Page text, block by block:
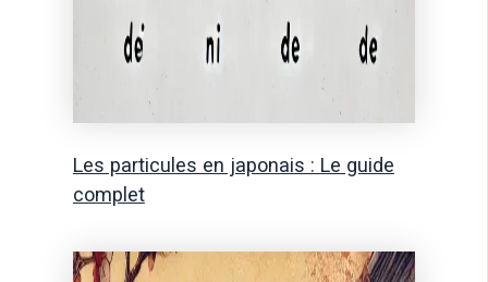
Les particules en japonais : Le guide
complet